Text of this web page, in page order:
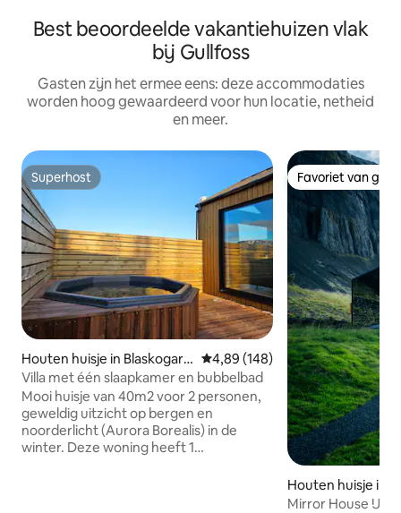
Best beoordeelde vakantiehuizen vlak
bij Gullfoss
Gasten zijn het ermee eens: deze accommodaties
worden hoog gewaardeerd voor hun locatie, netheid
en meer.
Superhost
Superhost
Houten huisje in Blaskogarb
yggd
Gemiddelde beoordeling van
4,89 (148)
Villa met één slaapkamer en bubbelbad
Mooi huisje van 40m2 voor 2 personen,
geweldig uitzicht op bergen en
noorderlicht (Aurora Borealis) in de
winter. Deze woning heeft 1
Favoriet van
Favoriet van
Houten huisje in
rekka
Mirror House